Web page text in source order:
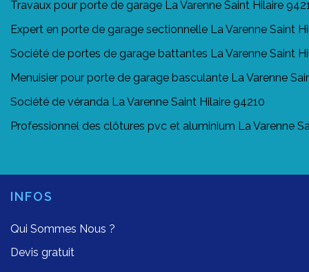
Travaux pour porte de garage La Varenne Saint Hilaire
Expert en porte de garage sectionnelle La Varenne Saint
Société de portes de garage battantes La Varenne Saint
Menuisier pour porte de garage basculante La Varenne
Société de véranda La Varenne Saint Hilaire 94210
Professionnel des clôtures pvc et aluminium La Varenne
INFOS
Qui Sommes Nous ?
Devis gratuit